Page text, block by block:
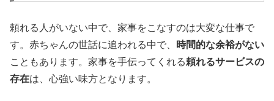
頼れる人がいない中で、家事をこなすのは大変な仕事で
す。赤ちゃんの世話に追われる中で、
時間的な余裕がない
こともあります。家事を手伝ってくれる頼れるサービスの
存在は、心強い味方となります。